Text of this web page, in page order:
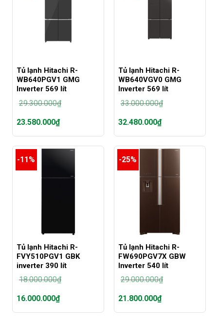
Tủ lạnh Hitachi R-
WB640PGV1 GMG
Inverter 569 lít
29.300.000₫
gốc
là:
23.580.000₫
Giá
hiện
là:
23.580.000₫.
Tủ lạnh Hitachi R-
WB640VGV0 GMG
Inverter 569 lít
33.000.000₫
gốc
là:
32.480.000₫
Giá
hiện
là:
32.480.000₫.
-11%
Tủ lạnh Hitachi R-
FVY510PGV1 GBK
inverter 390 lít
18.000.000₫
Giá
gốc
là:
16.000.000₫
Giá
-25%
Tủ Iạnh Hitachi R-
FW690PGV7X GBW
Inverter 540 lít
29.000.000₫
Giá
gốc
là:
21.800.000₫
Giá